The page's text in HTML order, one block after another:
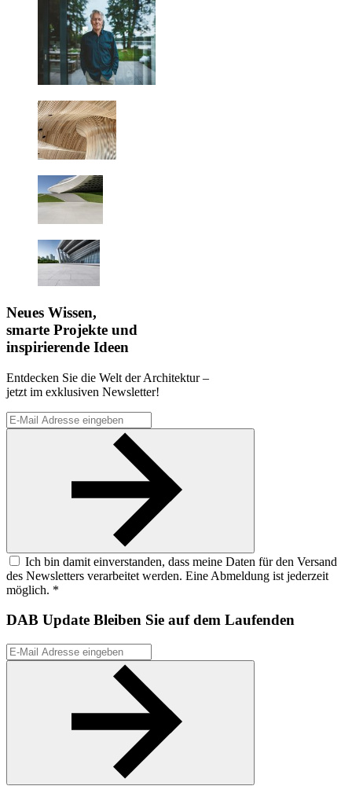
Neues Wissen,
smarte Projekte und
inspirierende Ideen
Entdecken Sie die Welt der Architektur –
jetzt im exklusiven Newsletter!
Ich bin damit einverstanden, dass meine Daten für den Versand
des Newsletters verarbeitet werden. Eine Abmeldung ist jederzeit
möglich. *
DAB Update Bleiben Sie auf dem Laufenden